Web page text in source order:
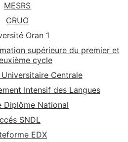
MESRS
CRUO
Oran 1
supérieure du premier et
cycle
Centrale
Intensif des Langues
Diplôme National
SNDL
EDX